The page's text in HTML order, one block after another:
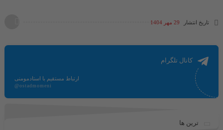
تاریخ انتشار 29 مهر 1404
کانال تلگرام
ارتباط مستقیم با استادمومنی
@ostadmomeni
ترین ها